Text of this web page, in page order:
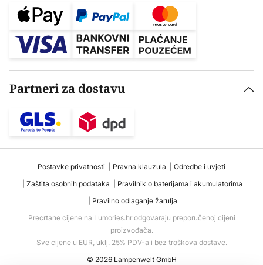
Partneri za dostavu
Postavke privatnosti Pravna klauzula
Odredbe i uvjeti
Zaštita osobnih podataka
Pravilnik o baterijama i akumulatorima
Pravilno odlaganje žarulja
Precrtane cijene na Lumories.hr odgovaraju preporučenoj cijeni
proizvođača.
Sve cijene u EUR, uklj. 25% PDV-a i bez troškova dostave.
© 2026 Lampenwelt GmbH